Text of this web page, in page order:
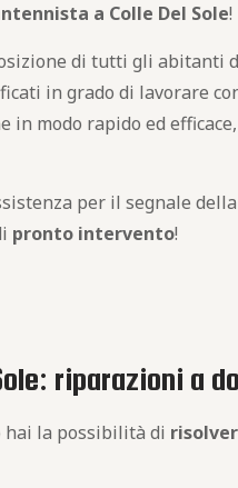
a Colle Del Sole!
di tutti gli abitanti
in grado di lavorare
modo rapido ed
per il segnale
pronto intervento!
riparazioni a
hai la possibilità di